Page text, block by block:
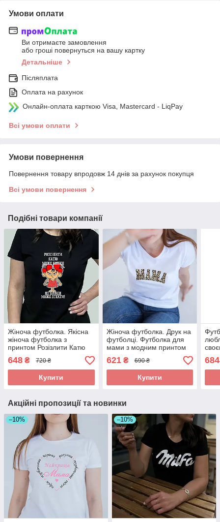
Умови оплати
Ви отримаєте замовлення
або гроші повернуться на вашу картку
Детальніше
Післяплата
Оплата на рахунок
Онлайн-оплата карткою Visa, Mastercard - LiqPay
Всі умови оплати
Умови повернення
Повернення товару впродовж 14 днів за рахунок покупця
Всі умови повернення
Подібні товари компанії
Жіноча футболка. Якісна
жіноча футболка з
принтом Розізлити Катю
може кожен.
648 ₴ 720 ₴
Купити
Жіноча футболка. Друк на
футболці. Футболка для
мами з модним принтом
Леопард
621₴ 690 ₴
Купити
з
684
Акційні пропозиції та новинки
–10% –10%